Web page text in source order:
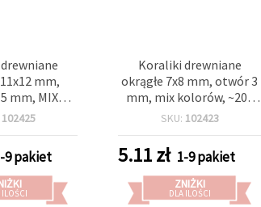
mm,
mm, MIX
65 szt. (ok.
102425
9 pakiet
ILOŚCI
Koraliki drewniane
okrągłe 7x8 mm, otwór 3
mm, mix kolorów, ~200
szt. (~40 g)
SKU: 102423
5.11zł 1-9 pakiet
ZNIŻKI
DLA ILOŚCI